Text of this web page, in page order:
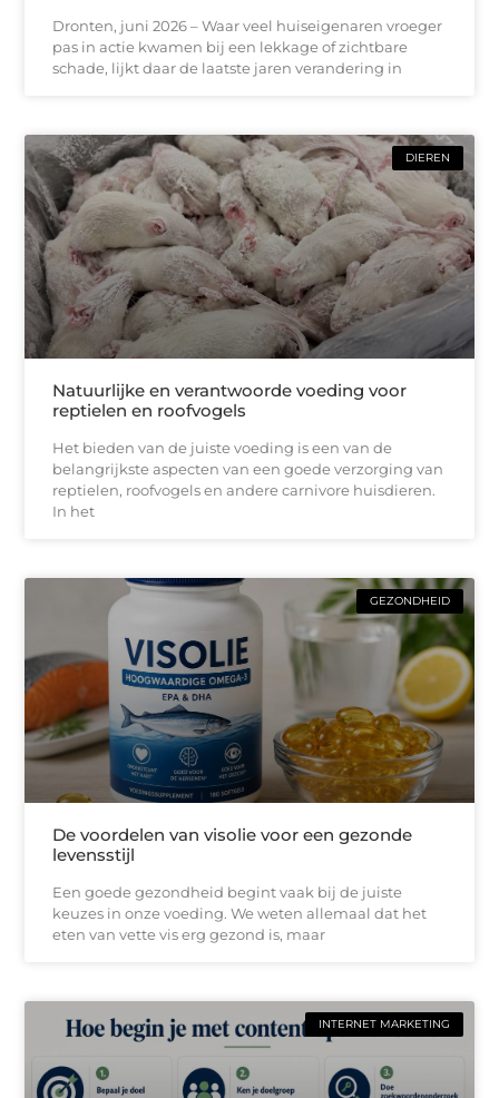
Dronten, juni 2026 – Waar veel huiseigenaren vroeger
pas in actie kwamen bij een lekkage of zichtbare
schade, lijkt daar de laatste jaren verandering in
DIEREN
Natuurlijke en verantwoorde voeding voor
reptielen en roofvogels
Het bieden van de juiste voeding is een van de
belangrijkste aspecten van een goede verzorging van
reptielen, roofvogels en andere carnivore huisdieren.
In het
GEZONDHEID
De voordelen van visolie voor een gezonde
levensstijl
Een goede gezondheid begint vaak bij de juiste
keuzes in onze voeding. We weten allemaal dat het
eten van vette vis erg gezond is, maar
INTERNET MARKETING